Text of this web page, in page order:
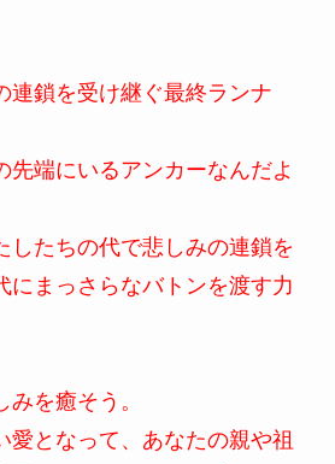
鎖を受け継ぐ最終ランナ
端にいるアンカーなんだよ
たちの代で悲しみの連鎖を
にまっさらなバトンを渡す力
を癒そう。
となって、あなたの親や祖